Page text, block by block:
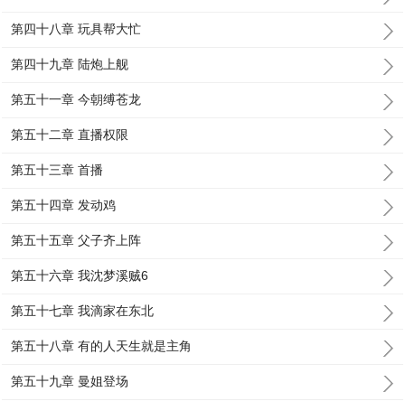
第四十八章 玩具帮大忙
第四十九章 陆炮上舰
第五十一章 今朝缚苍龙
第五十二章 直播权限
第五十三章 首播
第五十四章 发动鸡
第五十五章 父子齐上阵
第五十六章 我沈梦溪贼6
第五十七章 我滴家在东北
第五十八章 有的人天生就是主角
第五十九章 曼姐登场